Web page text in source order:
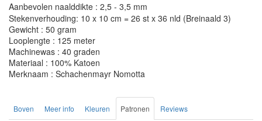
Aanbevolen naalddikte : 2,5 - 3,5 mm
Stekenverhouding: 10 x 10 cm = 26 st x 36 nld (Breinaald 3)
Gewicht : 50 gram
Looplengte : 125 meter
Machinewas : 40 graden
Materiaal : 100% Katoen
Merknaam : Schachenmayr Nomotta
Boven Meer info Kleuren Patronen Reviews